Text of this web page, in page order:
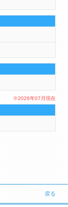
※2026年07月現在
戻る